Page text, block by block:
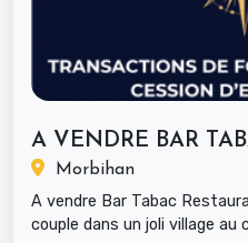
Morbihan
A vendre Bar Tabac
couple dans un joli village au